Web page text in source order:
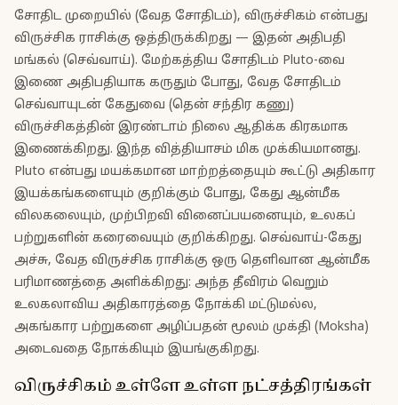
சோதிட முறையில் (வேத சோதிடம்), விருச்சிகம் என்பது
விருச்சிக ராசிக்கு ஒத்திருக்கிறது — இதன் அதிபதி
மங்கல் (செவ்வாய்). மேற்கத்திய சோதிடம் Pluto-வை
இணை அதிபதியாக கருதும் போது, வேத சோதிடம்
செவ்வாயுடன் கேதுவை (தென் சந்திர கணு)
விருச்சிகத்தின் இரண்டாம் நிலை ஆதிக்க கிரகமாக
இணைக்கிறது. இந்த வித்தியாசம் மிக முக்கியமானது.
Pluto என்பது மயக்கமான மாற்றத்தையும் கூட்டு அதிகார
இயக்கங்களையும் குறிக்கும் போது, கேது ஆன்மீக
விலகலையும், முற்பிறவி வினைப்பயனையும், உலகப்
பற்றுகளின் கரைவையும் குறிக்கிறது. செவ்வாய்-கேது
அச்சு, வேத விருச்சிக ராசிக்கு ஒரு தெளிவான ஆன்மீக
பரிமாணத்தை அளிக்கிறது: அந்த தீவிரம் வெறும்
உலகலாவிய அதிகாரத்தை நோக்கி மட்டுமல்ல,
அகங்கார பற்றுகளை அழிப்பதன் மூலம் முக்தி (Moksha)
அடைவதை நோக்கியும் இயங்குகிறது.
விருச்சிகம் உள்ளே உள்ள நட்சத்திரங்கள்